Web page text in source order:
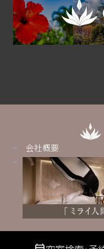
会社概要
採用情報